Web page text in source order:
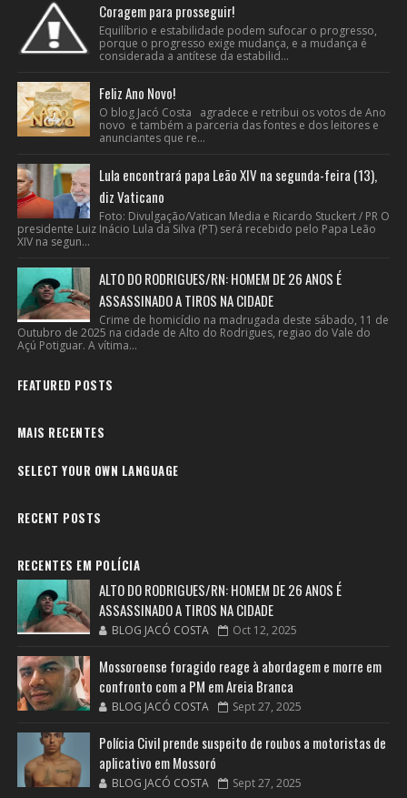
Coragem para prosseguir!
Equilíbrio e estabilidade podem sufocar o progresso,
porque o progresso exige mudança, e a mudança é
considerada a antítese da estabilid...
Feliz Ano Novo!
O blog Jacó Costa agradece e retribui os votos de Ano
novo e também a parceria das fontes e dos leitores e
anunciantes que re...
Lula encontrará papa Leão XIV na segunda-feira (13),
diz Vaticano
Foto: Divulgação/Vatican Media e Ricardo Stuckert / PR O
presidente Luiz Inácio Lula da Silva (PT) será recebido pelo Papa Leão
XIV na segun...
ALTO DO RODRIGUES/RN: HOMEM DE 26 ANOS É
ASSASSINADO A TIROS NA CIDADE
Crime de homicídio na madrugada deste sábado, 11 de
Outubro de 2025 na cidade de Alto do Rodrigues, regiao do Vale do
Açú Potiguar. A vítima...
FEATURED POSTS
MAIS RECENTES
SELECT YOUR OWN LANGUAGE
RECENT POSTS
RECENTES EM POLÍCIA
ALTO DO RODRIGUES/RN: HOMEM DE 26 ANOS É
ASSASSINADO A TIROS NA CIDADE
BLOG JACÓ COSTA Oct 12, 2025
Mossoroense foragido reage à abordagem e morre em
confronto com a PM em Areia Branca
BLOG JACÓ COSTA Sept 27, 2025
Polícia Civil prende suspeito de roubos a motoristas de
aplicativo em Mossoró
BLOG JACÓ COSTA Sept 27, 2025